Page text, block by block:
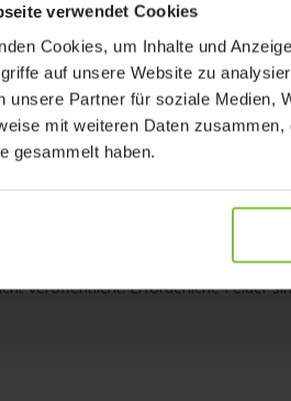
verwendet Cookies
Cookies, um Inhalte und
auf unsere Website zu
unsere Partner für soziale Medien,
mit weiteren Daten
gesammelt haben.
veröffentlicht. Erforderliche Felder